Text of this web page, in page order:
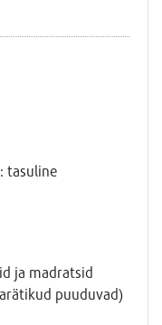
tasuline
ja madratsid
puuduvad)